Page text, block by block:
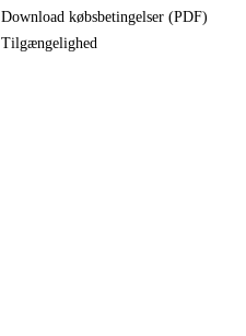
Download købsbetingelser (PDF)
Tilgængelighed